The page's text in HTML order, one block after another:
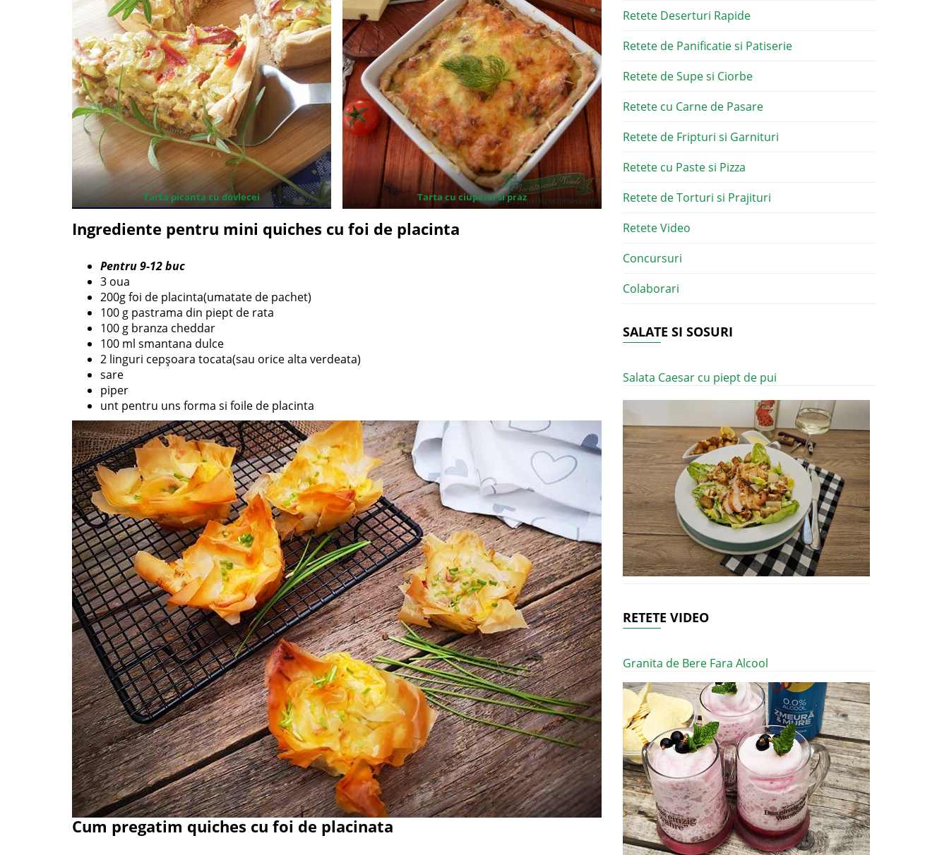
Tarta picanta cu dovlecei Tarta cu ciuperci si praz
Ingrediente pentru mini quiches cu foi de placinta
Pentru 9-12 buc
3 oua
200g foi de placinta(umatate de pachet)
100 g pastrama din piept de rata
100 g branza cheddar
100 ml smantana dulce
2 linguri cepșoara tocata(sau orice alta verdeata)
sare
piper
unt pentru uns forma si foile de placinta
Cum pregatim quiches cu foi de placinata
Retete Deserturi Rapide
Retete de Panificatie si Patiserie
Retete de Supe si Ciorbe
Retete cu Carne de Pasare
Retete de Fripturi si Garnituri
Retete cu Paste si Pizza
Retete de Torturi si Prajituri
Retete Video
Concursuri
Colaborari
SALATE SI SOSURI
Salata Caesar cu piept de pui
RETETE VIDEO
Granita de Bere Fara Alcool